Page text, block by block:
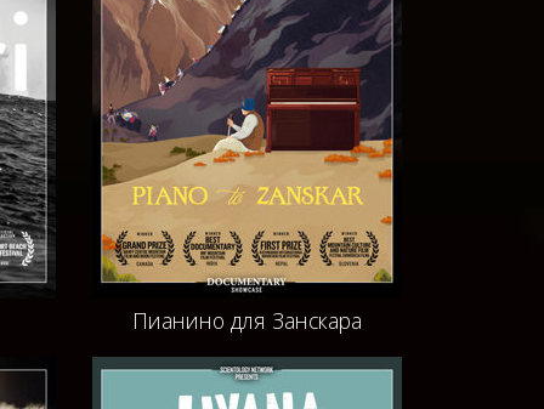
Пианино для Занскара